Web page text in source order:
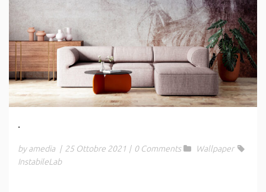
.
by amedia | 25 Ottobre 2021 | 0 Comments
Wallpaper
InstabileLab